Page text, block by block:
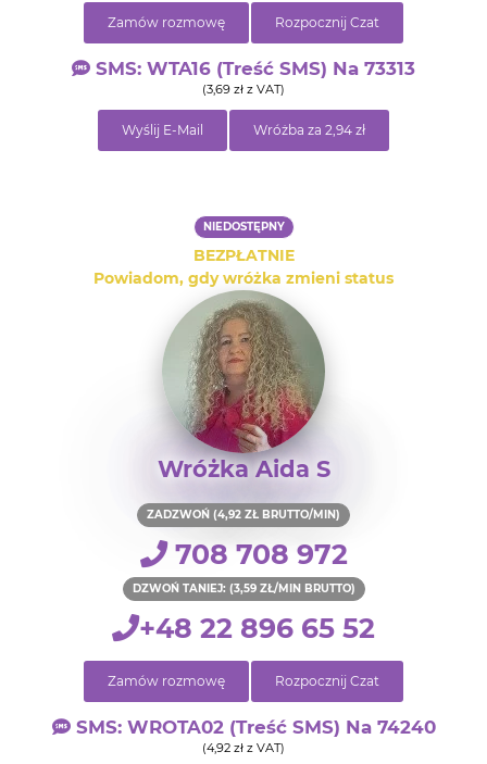
Zamów rozmowę Rozpocznij Czat
SMS: WTA16 (treść SMS) Na 73313
(3,69 zł z VAT)
Wyślij E-Mail Wróżba za 2,94 zł
NIEDOSTĘPNY
BEZPŁATNIE
Powiadom, gdy wróżka zmieni status
Wróżka Aida S
ZADZWOŃ (4,92 ZŁ BRUTTO/MIN)
708 708 972
DZWOŃ TANIEJ: (3,59 ZŁ/MIN BRUTTO)
+48 22 896 65 52
Zamów rozmowę Rozpocznij Czat
SMS: WROTA02 (treść SMS) Na 74240
(4,92 zł z VAT)